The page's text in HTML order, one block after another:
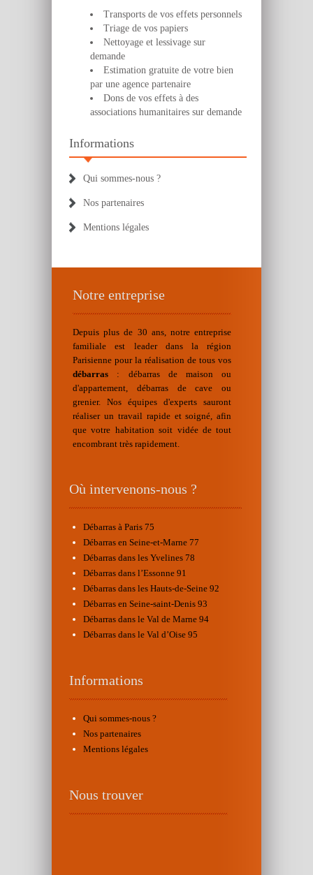
Transports de vos effets personnels
Triage de vos papiers
Nettoyage et lessivage sur
demande
Estimation gratuite de votre bien
par une agence partenaire
Dons de vos effets à des
associations humanitaires sur demande
Informations
Qui sommes-nous ?
Nos partenaires
Mentions légales
Notre entreprise
Depuis plus de 30 ans, notre entreprise
familiale est leader dans la région
Parisienne pour la réalisation de tous vos
débarras : débarras de maison ou
d'appartement, débarras de cave ou
grenier. Nos équipes d'experts sauront
réaliser un travail rapide et soigné, afin
que votre habitation soit vidée de tout
encombrant très rapidement.
Où intervenons-nous ?
Débarras à Paris 75
Débarras en Seine-et-Marne 77
Débarras dans les Yvelines 78
Débarras dans l’Essonne 91
Débarras dans les Hauts-de-Seine 92
Débarras en Seine-saint-Denis 93
Débarras dans le Val de Marne 94
Débarras dans le Val d’Oise 95
Informations
Qui sommes-nous ?
Nos partenaires
Mentions légales
Nous trouver